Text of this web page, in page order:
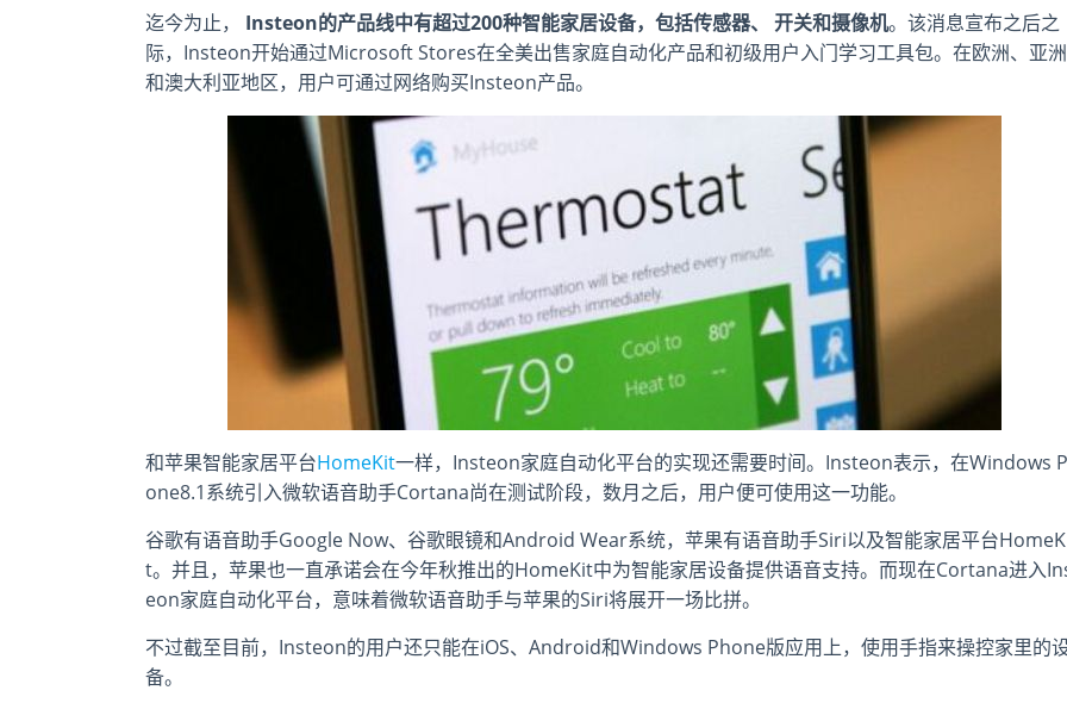
迄今为止， Insteon的产品线中有超过200种智能家居设备，包括传感器、 开关和摄像机。该消息宣布之后之
际，Insteon开始通过Microsoft Stores在全美出售家庭自动化产品和初级用户入门学习工具包。在欧洲、亚洲
和澳大利亚地区，用户可通过网络购买Insteon产品。
和苹果智能家居平台HomeKit一样，Insteon家庭自动化平台的实现还需要时间。Insteon表示，在Windows
one8.1系统引入微软语音助手Cortana尚在测试阶段，数月之后，用户便可使用这一功能。
谷歌有语音助手Google Now、谷歌眼镜和Android Wear系统，苹果有语音助手Siri以及智能家居平台
t。并且，苹果也一直承诺会在今年秋推出的HomeKit中为智能家居设备提供语音支持。而现在Cortana进入
eon家庭自动化平台，意味着微软语音助手与苹果的Siri将展开一场比拼。
不过截至目前，Insteon的用户还只能在iOS、Android和Windows Phone版应用上，使用手指来操控家里的
备。